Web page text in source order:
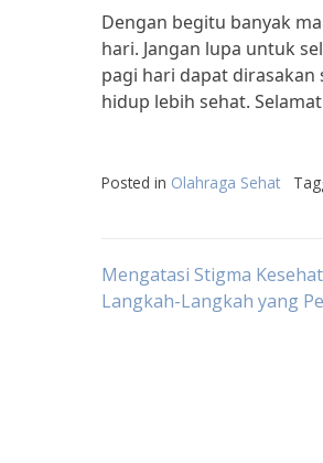
Dengan begitu banyak
hari. Jangan lupa untuk
pagi hari dapat
hidup lebih sehat.
Posted in Olahraga Sehat
Post
Mengatasi Stigma
Langkah-Langkah yang